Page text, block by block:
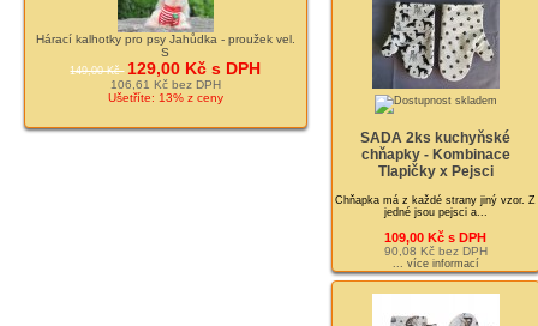
Hárací kalhotky pro psy Jahůdka - proužek vel.
S
149,00 Kč 129,00 Kč s DPH
106,61 Kč bez DPH
Ušetříte: 13% z ceny
SADA 2ks kuchyňské
chňapky - Kombinace
Tlapičky x Pejsci
Chňapka má z každé strany jiný vzor. Z
jedné jsou pejsci a...
109,00 Kč s DPH
90,08 Kč bez DPH
... více informací